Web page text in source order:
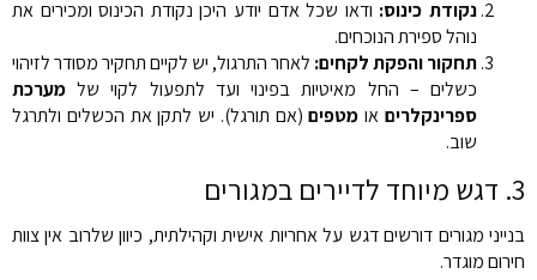
נקודת כינוס: ודאו שכל אדם יודע היכן נקודת הכינוס ומכירים את
נוהל ספירת הנוכחים.
תחקור והפקת לקחים: לאחר התרגול, יש לקיים תחקיר מסודר לזיהוי
כשלים – החל מאיטיות בפינוי ועד לתפעול לקוי של מערכת
ספרינקלריםאו מטפים(אם תורגל). יש לתקן את הכשלים ולתרגל
שוב.
3. דגש מיוחד לדיירים במגורים
בנייני מגורים דורשים דגש על אחריות אישית וקהילתית, כיוון שלרוב אין צוות
חירום מוגדר.